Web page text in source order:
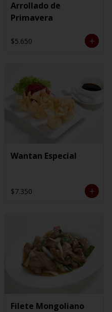
Arrollado de
Primavera
$5.650
Wantan Especial
$7.350
Filete Mongoliano